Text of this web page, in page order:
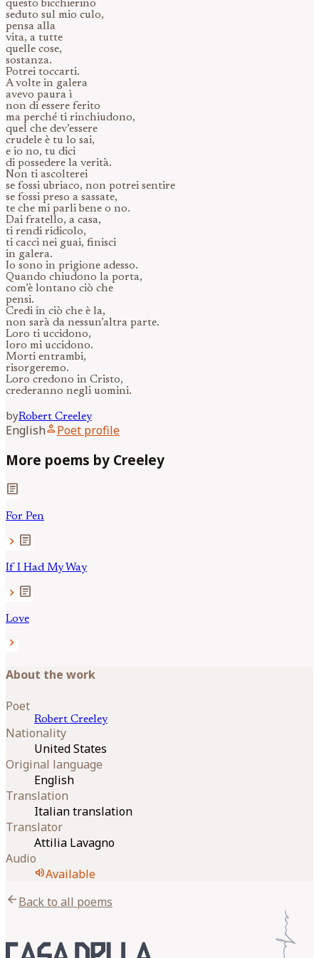
questo bicchierino
seduto sul mio culo,
pensa alla
vita, a tutte
quelle cose,
sostanza.
Potrei toccarti.
A volte in galera
avevo paura ì
non di essere ferito
ma perché ti rinchiudono,
quel che dev’essere
crudele è tu lo sai,
e io no, tu dici
di possedere la verità.
Non ti ascolterei
se fossi ubriaco, non potrei sentire
se fossi preso a sassate,
te che mi parli bene o no.
Dai fratello, a casa,
ti rendi ridicolo,
ti cacci nei guai, finisci
in galera.
Io sono in prigione adesso.
Quando chiudono la porta,
com’è lontano ciò che
pensi.
Credi in ciò che è la,
non sarà da nessun’altra parte.
Loro ti uccidono,
loro mi uccidono.
Morti entrambi,
risorgeremo.
Loro credono in Cristo,
crederanno negli uomini.
byRobert Creeley
Englishperson Poet profile
More poems by Creeley
article
For Pen
chevron_right article
If I Had My Way
chevron_right article
Love
chevron_right
About the work
Poet
Robert Creeley
Nationality
United States
Original language
English
Translation
Italian translation
Translator
Attilia Lavagno
Audio
volume_upAvailable
arrow_backBack to all poems